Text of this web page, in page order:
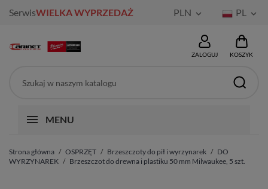
SerwisWIELKA WYPRZEDAŻ PLN  PL 
ZALOGUJ KOSZYK
MENU
Strona główna OSPRZĘT Brzeszczoty do pił i wyrzynarek
DO
WYRZYNAREK
Brzeszczot do drewna i plastiku 50 mm Milwaukee, 5 szt.